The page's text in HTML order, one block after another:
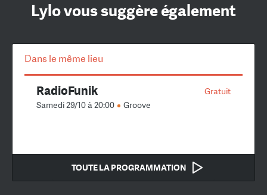
Lylo vous suggère également
Dans le même lieu
Gratuit
RadioFunik
Samedi 29/10 à 20:00 Groove
TOUTE LA PROGRAMMATION